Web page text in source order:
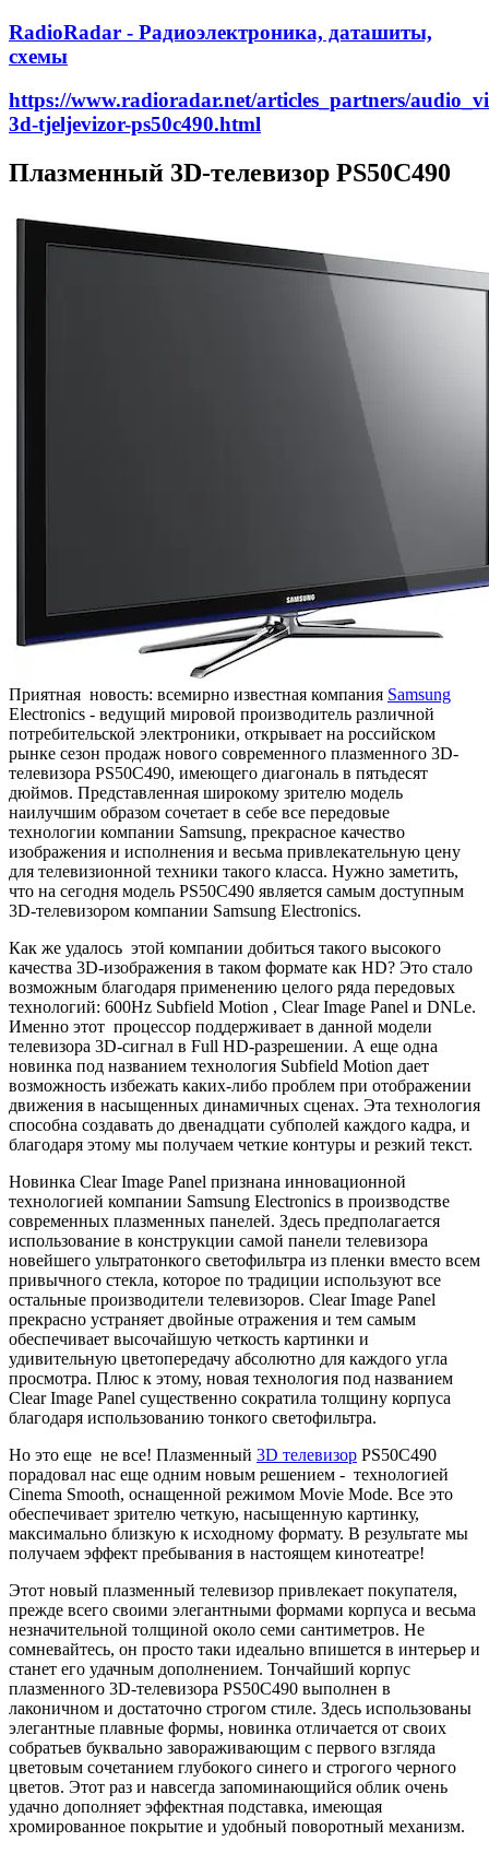
RadioRadar - Радиоэлектроника, даташиты,
схемы
https://www.radioradar.net/articles_partners/
3d-tjeljevizor-ps50c490.html
Плазменный 3D-телевизор PS50C490
Приятная новость: всемирно известная компания Samsung
Electronics - ведущий мировой производитель различной
потребительской электроники, открывает на российском
рынке сезон продаж нового современного плазменного 3D-
телевизора PS50C490, имеющего диагональ в пятьдесят
дюймов. Представленная широкому зрителю модель
наилучшим образом сочетает в себе все передовые
технологии компании Samsung, прекрасное качество
изображения и исполнения и весьма привлекательную цену
для телевизионной техники такого класса. Нужно заметить,
что на сегодня модель PS50C490 является самым доступным
3D-телевизором компании Samsung Electronics.
Как же удалось этой компании добиться такого высокого
качества 3D-изображения в таком формате как HD? Это стало
возможным благодаря применению целого ряда передовых
технологий: 600Hz Subfield Motion , Clear Image Panel и DNLe.
Именно этот процессор поддерживает в данной модели
телевизора 3D-сигнал в Full HD-разрешении. А еще одна
новинка под названием технология Subfield Motion дает
возможность избежать каких-либо проблем при отображении
движения в насыщенных динамичных сценах. Эта технология
способна создавать до двенадцати субполей каждого кадра, и
благодаря этому мы получаем четкие контуры и резкий текст.
Новинка Clear Image Panel признана инновационной
технологией компании Samsung Electronics в производстве
современных плазменных панелей. Здесь предполагается
использование в конструкции самой панели телевизора
новейшего ультратонкого светофильтра из пленки вместо всем
привычного стекла, которое по традиции используют все
остальные производители телевизоров. Clear Image Panel
прекрасно устраняет двойные отражения и тем самым
обеспечивает высочайшую четкость картинки и
удивительную цветопередачу абсолютно для каждого угла
просмотра. Плюс к этому, новая технология под названием
Clear Image Panel существенно сократила толщину корпуса
благодаря использованию тонкого светофильтра.
Но это еще не все! Плазменный 3D телевизор PS50C490
порадовал нас еще одним новым решением - технологией
Cinema Smooth, оснащенной режимом Movie Mode. Все это
обеспечивает зрителю четкую, насыщенную картинку,
максимально близкую к исходному формату. В результате мы
получаем эффект пребывания в настоящем кинотеатре!
Этот новый плазменный телевизор привлекает покупателя,
прежде всего своими элегантными формами корпуса и весьма
незначительной толщиной около семи сантиметров. Не
сомневайтесь, он просто таки идеально впишется в интерьер и
станет его удачным дополнением. Тончайший корпус
плазменного 3D-телевизора PS50C490 выполнен в
лаконичном и достаточно строгом стиле. Здесь использованы
элегантные плавные формы, новинка отличается от своих
собратьев буквально завораживающим с первого взгляда
цветовым сочетанием глубокого синего и строгого черного
цветов. Этот раз и навсегда запоминающийся облик очень
удачно дополняет эффектная подставка, имеющая
хромированное покрытие и удобный поворотный механизм.